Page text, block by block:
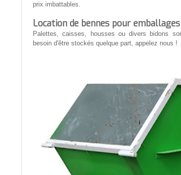
prix imbattables.
Location de bennes pour emballages
Palettes, caisses, housses ou divers bidons
besoin d'être stockés quelque part, appelez nous !